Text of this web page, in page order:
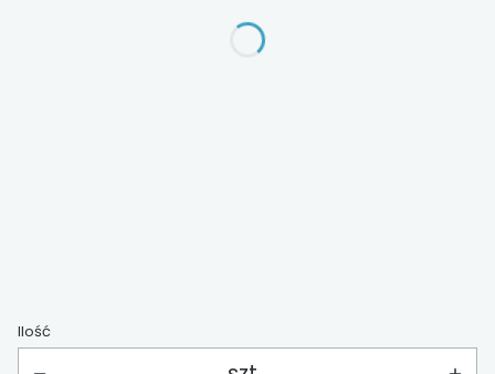
dodatkowa półka do szafy
Ilość